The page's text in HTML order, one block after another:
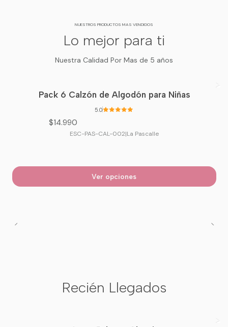
NUESTROS PRODUCTOS MAS VENDIDOS
Lo mejor para ti
Nuestra Calidad Por Mas de 5 años
Pack 6 Calzón de Algodón para Niñas
5.0
$14.990
ESC-PAS-CAL-002|La Pascalle
Ver opciones
Recién Llegados